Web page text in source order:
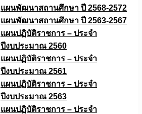
แผนพัฒนาสถานศึกษา ปี 2568-2572
แผนพัฒนาสถานศึกษา ปี 2563-2567
แผนปฏิบัติราชการ – ประจำ
ปีงบประมาณ 2560
แผนปฏิบัติราชการ – ประจำ
ปีงบประมาณ 2561
แผนปฏิบัติราชการ – ประจำ
ปีงบประมาณ 2563
แผนปฏิบัติราชการ – ประจำ